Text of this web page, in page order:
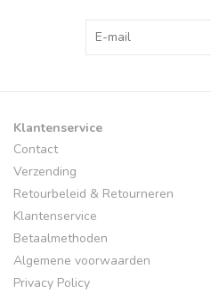
Klantenservice
Contact
Verzending
Retourbeleid & Retourneren
Klantenservice
Betaalmethoden
Algemene voorwaarden
Privacy Policy